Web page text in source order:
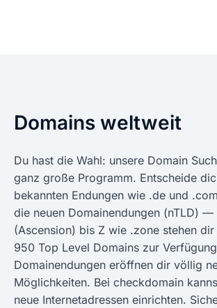
Domains weltweit
Du hast die Wahl: unsere Domain
ganz große Programm. Entscheide
bekannten Endungen wie .de und
die neuen Domainendungen (nTLD)
(Ascension) bis Z wie .zone stehen
950 Top Level Domains zur
Domainendungen eröffnen dir völlig
Möglichkeiten. Bei checkdomain
neue Internetadressen einrichten.